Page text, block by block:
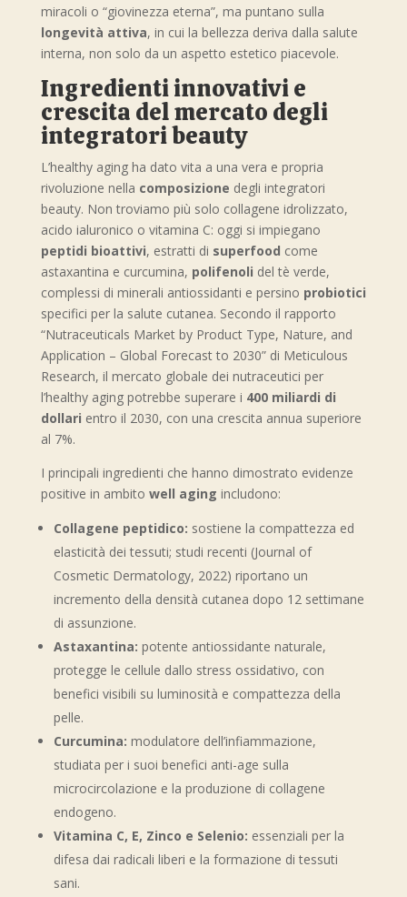
miracoli o “giovinezza eterna”, ma puntano sulla
longevità attiva, in cui la bellezza deriva dalla salute
interna, non solo da un aspetto estetico piacevole.
Ingredienti innovativi e
crescita del mercato degli
integratori beauty
L’healthy aging ha dato vita a una vera e propria
rivoluzione nella composizione degli integratori
beauty. Non troviamo più solo collagene idrolizzato,
acido ialuronico o vitamina C: oggi si impiegano
peptidi bioattivi, estratti di superfood come
astaxantina e curcumina, polifenoli del tè verde,
complessi di minerali antiossidanti e persino probiotici
specifici per la salute cutanea. Secondo il rapporto
“Nutraceuticals Market by Product Type, Nature, and
Application – Global Forecast to 2030” di Meticulous
Research, il mercato globale dei nutraceutici per
l’healthy aging potrebbe superare i 400 miliardi di
dollari entro il 2030, con una crescita annua superiore
al 7%.
I principali ingredienti che hanno dimostrato evidenze
positive in ambito well aging includono:
Collagene peptidico: sostiene la compattezza ed
elasticità dei tessuti; studi recenti (Journal of
Cosmetic Dermatology, 2022) riportano un
incremento della densità cutanea dopo 12 settimane
di assunzione.
Astaxantina: potente antiossidante naturale,
protegge le cellule dallo stress ossidativo, con
benefici visibili su luminosità e compattezza della
pelle.
Curcumina: modulatore dell’infiammazione,
studiata per i suoi benefici anti-age sulla
microcircolazione e la produzione di collagene
endogeno.
Vitamina C, E, Zinco e Selenio: essenziali per la
difesa dai radicali liberi e la formazione di tessuti
sani.